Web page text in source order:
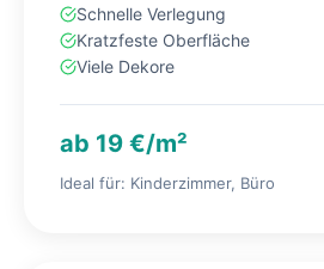
Schnelle Verlegung
Kratzfeste Oberfläche
Viele Dekore
ab 19 €/m²
Ideal für: Kinderzimmer, Büro